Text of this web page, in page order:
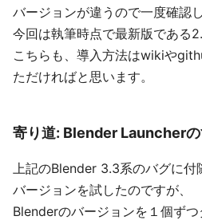
バージョンが違うので一度確認
今回は執筆時点で最新版である
こちらも、導入方法はwikiや
ただければと思います。
寄り道: Blender Launcher
上記のBlender 3.3系のバグに付
バージョンを試したのですが、
Blenderのバージョンを１個ず